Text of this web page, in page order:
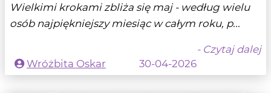
Wielkimi krokami zbliża się maj - według wielu
osób najpiękniejszy miesiąc w całym roku, p...
- Czytaj dalej
Wróżbita Oskar
30-04-2026